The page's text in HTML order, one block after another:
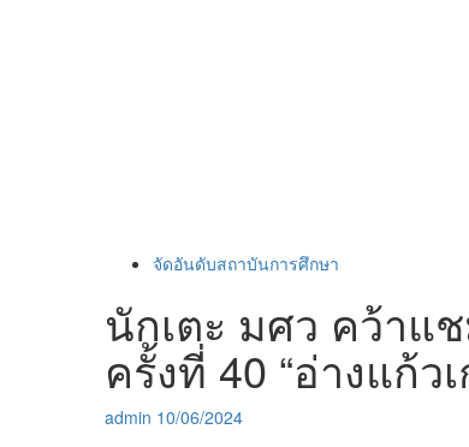
จัดอันดับสถาบันการศึกษา
นักเตะ มศว คว้าแ
ครั้งที่ 40 “อ่างแก้ว
admin 10/06/2024